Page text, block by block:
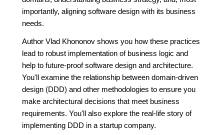
importantly, aligning software design with its business
needs.
Author Vlad Khononov shows you how these practices
lead to robust implementation of business logic and
help to future-proof software design and architecture.
You'll examine the relationship between domain-driven
design (DDD) and other methodologies to ensure you
make architectural decisions that meet business
requirements. You'll also explore the real-life story of
implementing DDD in a startup company.